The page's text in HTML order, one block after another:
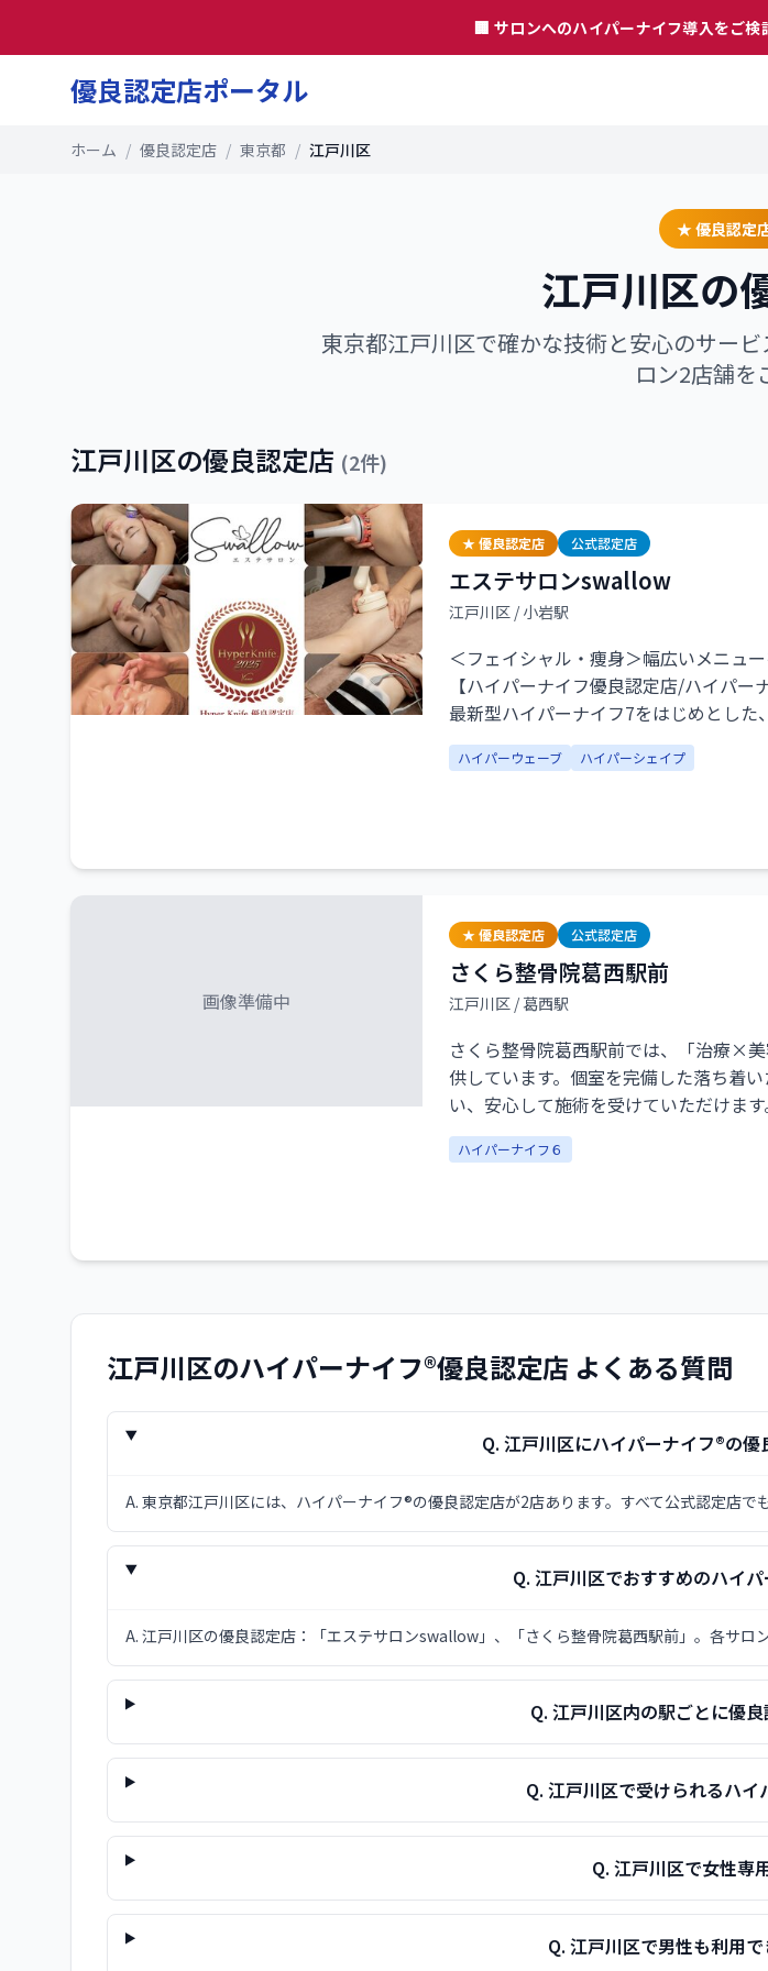
🏢 サロンへのハイパーナイフ導入をご検
優良認定店ポータル
ホーム / 優良認定店 / 東京都 / 江戸川区
★ 優良認定
江戸川区の
東京都江戸川区で確かな技術と安心のサー
ロン2店舗を
江戸川区の優良認定店 (2件)
★ 優良認定店 公式認定店
エステサロンswallow
江戸川区 / 小岩駅
＜フェイシャル・痩身＞幅広いメニュ
【ハイパーナイフ優良認定店/ハイパー
最新型ハイパーナイフ7をはじめとした
痩せたいと思っている方。フェイシャ
毛穴洗浄/たるみ/ほうれい線/肌質改善
ハイパーウェーブ ハイパーシェイプ
画像準備中
★ 優良認定店 公式認定店
さくら整骨院葛西駅前
江戸川区 / 葛西駅
さくら整骨院葛西駅前では、「治療×
供しています。個室を完備した落ち着
い、安心して施術を受けていただけま
容メニューも豊富にご用意。身体の不
ら効果を実感できるサロンとして、多
ハイパーナイフ６
江戸川区のハイパーナイフ®優良認定店 よくある質問
Q.江戸川区にハイパーナイフ®の優
A. 東京都江戸川区には、ハイパーナイフ®の優良認定店が2店あります。すべて公式認定店で
Q.江戸川区でおすすめのハイ
A. 江戸川区の優良認定店：「エステサロンswallow」、「さくら整骨院葛西駅前」。各サロ
Q.江戸川区内の駅ごとに優
Q.江戸川区で受けられるハイ
Q.江戸川区で女性専
Q.江戸川区で男性も利用